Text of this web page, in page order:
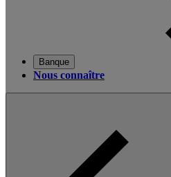
Banque
Nous connaître